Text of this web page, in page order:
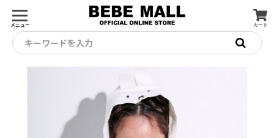
メニュー カート
キーワードを入力